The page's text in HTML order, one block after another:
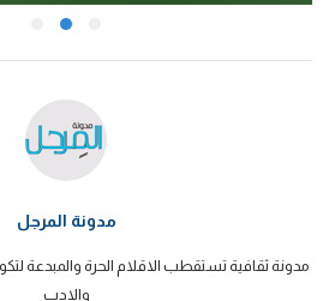
مدونة المرجل
مدونة ثقافية تستقطب الاقلام الحرة والمبدعة
والادب